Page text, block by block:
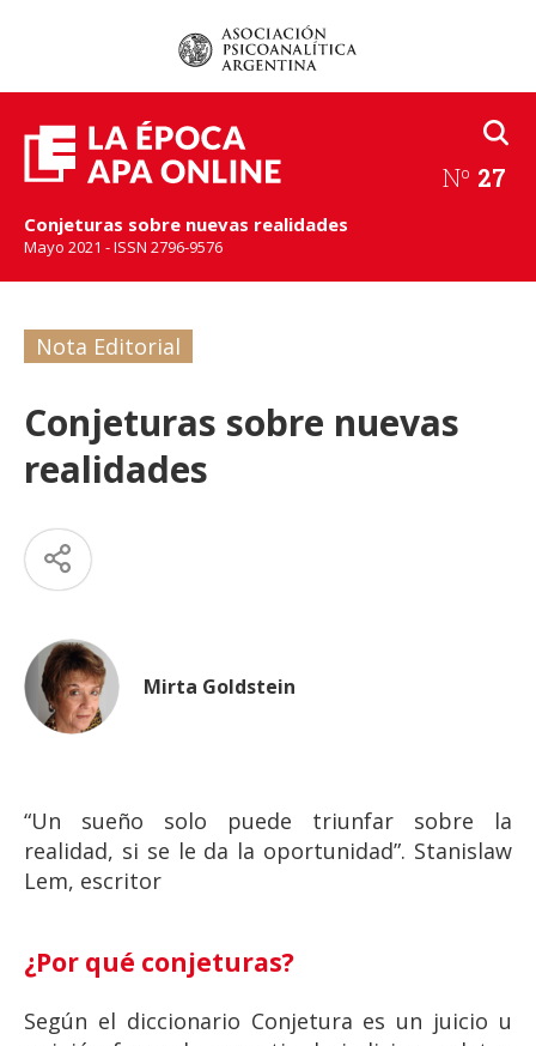
Nº 27
Conjeturas sobre nuevas realidades
Mayo 2021 - ISSN 2796-9576
Nota Editorial
Conjeturas sobre nuevas
realidades
Mirta Goldstein
“Un sueño solo puede triunfar sobre la
realidad, si se le da la oportunidad”. Stanislaw
Lem, escritor
¿Por qué conjeturas?
Según el diccionario Conjetura es un juicio u